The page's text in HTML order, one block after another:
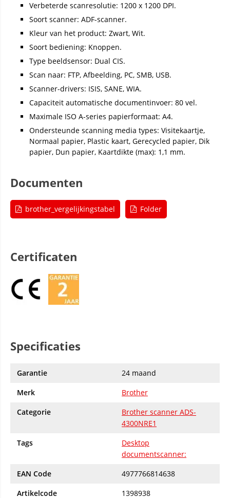
Verbeterde scanresolutie: 1200 x 1200 DPI.
Soort scanner: ADF-scanner.
Kleur van het product: Zwart, Wit.
Soort bediening: Knoppen.
Type beeldsensor: Dual CIS.
Scan naar: FTP, Afbeelding, PC, SMB, USB.
Scanner-drivers: ISIS, SANE, WIA.
Capaciteit automatische documentinvoer: 80 vel.
Maximale ISO A-series papierformaat: A4.
Ondersteunde scanning media types: Visitekaartje,
Normaal papier, Plastic kaart, Gerecycled papier, Dik
papier, Dun papier, Kaartdikte (max): 1,1 mm.
Documenten
brother_vergelijkingstabel Folder
Certificaten
Specificaties
Garantie
24 maand
Merk
Brother
Categorie
Brother scanner ADS-
4300NRE1
Tags
Desktop
documentscanner:
EAN Code
4977766814638
Artikelcode
1398938